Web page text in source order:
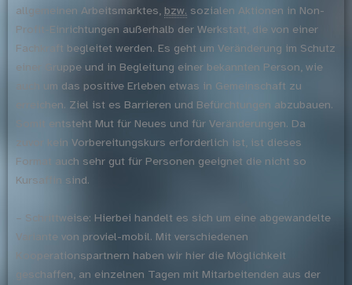
allgemeinen Arbeitsmarktes, bzw. sozialen Aktionen in Non-
Profit-Einrichtungen außerhalb der Werkstatt, die von einer
Fachkraft begleitet werden. Es geht um Veränderung im Schutz
einer Gruppe und in Begleitung einer bekannten Person, wie
auch um das positive Erleben etwas in Gemeinschaft zu
erreichen. Ziel ist es Barrieren und Befürchtungen abzubauen.
Somit entsteht Mut für Neues und für Veränderungen. Da
zuvor kein Vorbereitungskurs erforderlich ist, ist dieses
Format auch sehr gut für Personen geeignet die nicht so
Kursaffin sind.
– Schrittweise: Hierbei handelt es sich um eine abgewandelte
Variante von proviel-mobil. Mit verschiedenen
Kooperationspartnern haben wir hier die Möglichkeit
geschaffen, an einzelnen Tagen mit Mitarbeitenden aus der